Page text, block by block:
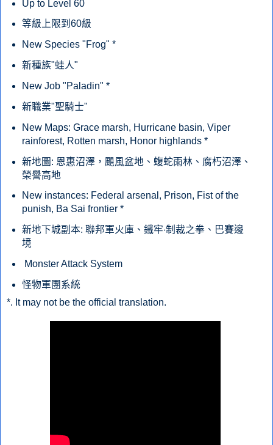
Up to Level 60
等級上限到60級
New Species "Frog" *
新種族"蛙人"
New Job "Paladin" *
新職業"聖騎士"
New Maps: Grace marsh, Hurricane basin, Viper
rainforest, Rotten marsh, Honor highlands *
新地圖: 恩惠沼澤，颶風盆地、蝮蛇雨林、腐朽沼澤、
榮譽高地
New instances: Federal arsenal, Prison, Fist of the
punish, Ba Sai frontier *
新地下城副本: 聯邦軍火庫、鐵牢‧制裁之拳、巴賽邊
境
Monster Attack System
怪物軍團系統
*. It may not be the official translation.